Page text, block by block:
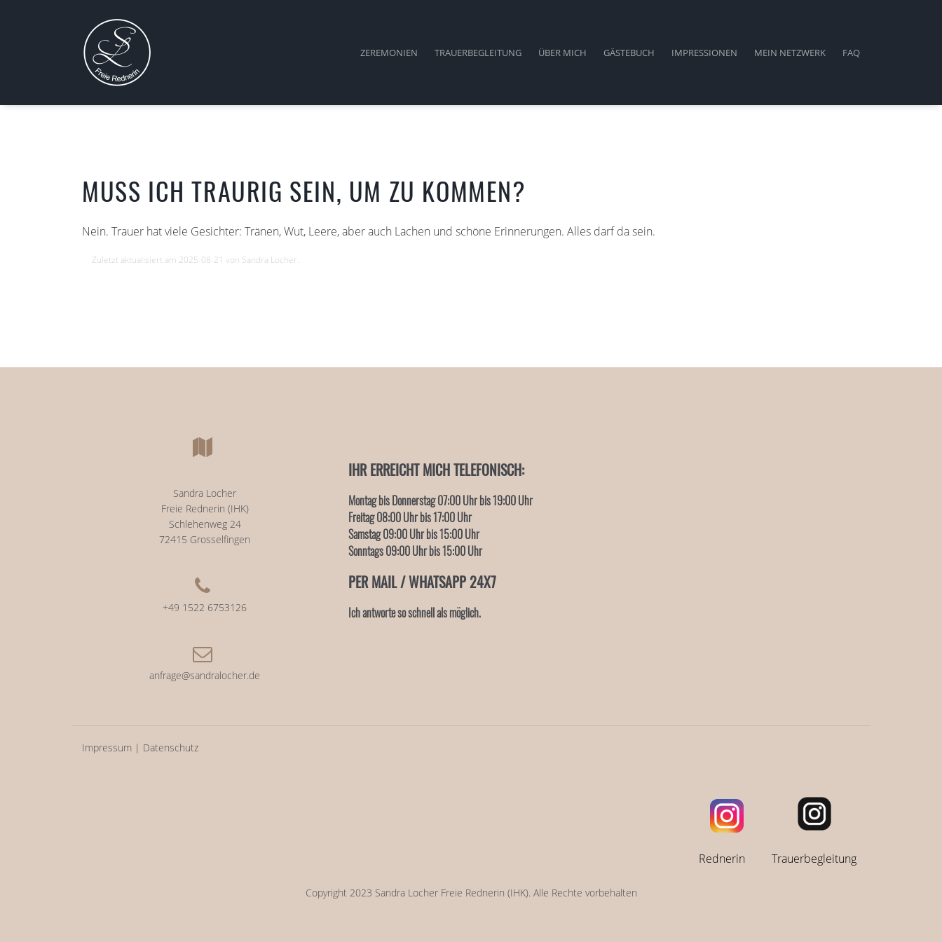
ZEREMONIEN TRAUERBEGLEITUNG ÜBER MICH GÄSTEBUCH IMPRESSIONEN MEIN NETZWERK FAQ
MUSS ICH TRAURIG SEIN, UM ZU KOMMEN?
Nein. Trauer hat viele Gesichter: Tränen, Wut, Leere, aber auch Lachen und schöne Erinnerungen. Alles darf da sein.
Zuletzt aktualisiert am 2025-08-21 von Sandra Locher.
Sandra Locher
Freie Rednerin (IHK)
Schlehenweg 24
72415 Grosselfingen
+49 1522 6753126
anfrage@sandralocher.de
IHR ERREICHT MICH TELEFONISCH:
Montag bis Donnerstag 07:00 Uhrbis 19:00 Uhr
Freitag 08:00 Uhrbis 17:00 Uhr
Samstag 09:00 Uhrbis 15:00 Uhr
Sonntags 09:00 Uhrbis 15:00 Uhr
PER MAIL / WHATSAPP24X7
Ich antworte so schnell als möglich.
Impressum | Datenschutz
Rednerin Trauerbegleitung
Copyright 2023 Sandra Locher Freie Rednerin (IHK). Alle Rechte vorbehalten